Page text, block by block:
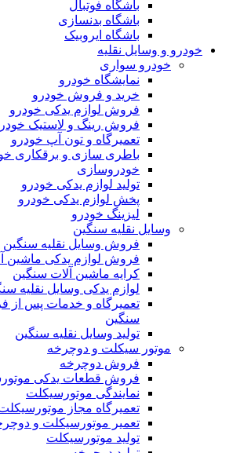
باشگاه فوتبال
باشگاه بدنسازی
باشگاه ایروبیک
خودرو و وسایل نقلیه
خودرو سواری
نمایشگاه خودرو
خرید و فروش خودرو
فروش لوازم یدکی خودرو
فروش رینگ و لاستیک
تعمیرگاه و تون آپ خودرو
باطری سازی و برقکاری
خودروسازی
تولید لوازم یدکی خودرو
پخش لوازم یدکی خودرو
لیزینگ خودرو
وسایل نقلیه سنگین
فروش وسایل نقلیه سنگین
فروش لوازم یدکی ماشین
کرایه ماشین آلات سنگین
لوازم یدکی وسایل نقلیه
تعمیرگاه و خدمات پس از
سنگین
تولید وسایل نقلیه سنگین
موتور سیکلت و دوچرخه
فروش دوچرخه
فروش قطعات یدکی
نمایندگی موتورسیکلت
تعمیرگاه مجاز
تعمیر موتورسیکلت و
تولید موتورسیکلت